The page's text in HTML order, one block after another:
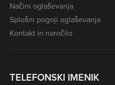
Načini oglaševanja
Splošni pogoji oglaševanja
Kontakt in naročilo
TELEFONSKI IMENIK